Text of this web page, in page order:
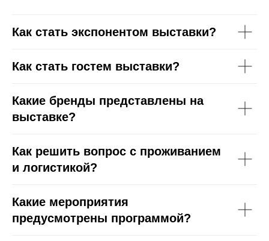
Как стать экспонентом выставки?
Как стать гостем выставки?
Какие бренды представлены на
выставке?
Как решить вопрос с проживанием
и логистикой?
Какие мероприятия
предусмотрены программой?